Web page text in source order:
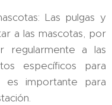
Las pulgas y
a las mascotas, por
regularmente a las
específicos para
es importante para